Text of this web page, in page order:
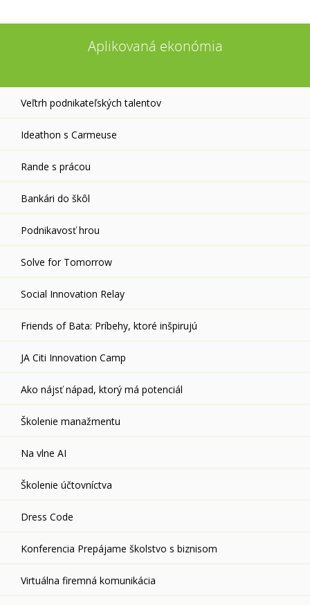
Aplikovaná ekonómia
Veľtrh podnikateľských talentov
Ideathon s Carmeuse
Rande s prácou
Bankári do škôl
Podnikavosť hrou
Solve for Tomorrow
Social Innovation Relay
Friends of Bata: Príbehy, ktoré inšpirujú
JA Citi Innovation Camp
Ako nájsť nápad, ktorý má potenciál
Školenie manažmentu
Na vlne AI
Školenie účtovníctva
Dress Code
Konferencia Prepájame školstvo s biznisom
Virtuálna firemná komunikácia